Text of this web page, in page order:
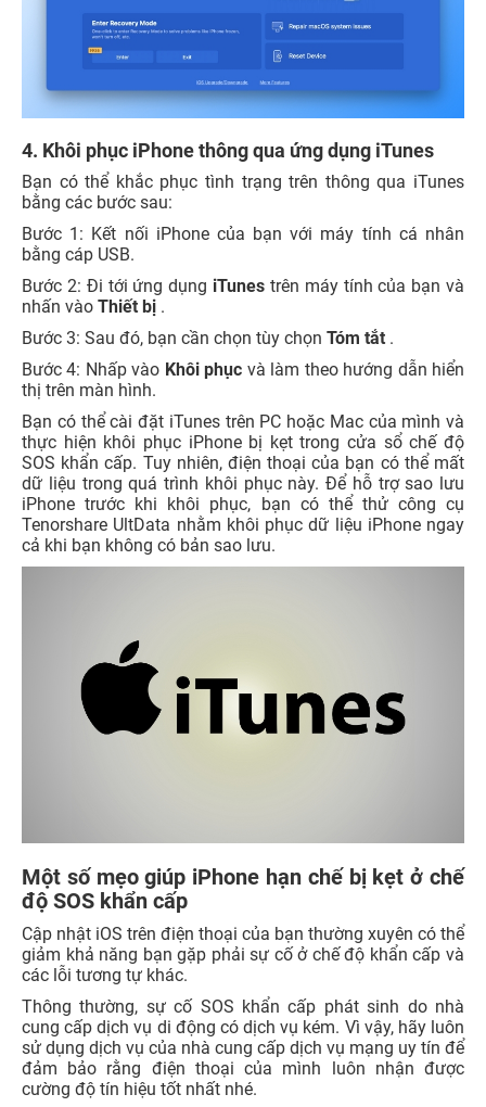
4. Khôi phục iPhone thông qua ứng dụng iTunes
Bạn có thể khắc phục tình trạng trên thông qua iTunes
bằng các bước sau:
Bước 1: Kết nối iPhone của bạn với máy tính cá nhân
bằng cáp USB.
Bước 2: Đi tới ứng dụng iTunes trên máy tính của bạn và
nhấn vào Thiết bị .
Bước 3: Sau đó, bạn cần chọn tùy chọn Tóm tắt .
Bước 4: Nhấp vào Khôi phục và làm theo hướng dẫn hiển
thị trên màn hình.
Bạn có thể cài đặt iTunes trên PC hoặc Mac của mình và
thực hiện khôi phục iPhone bị kẹt trong cửa sổ chế độ
SOS khẩn cấp. Tuy nhiên, điện thoại của bạn có thể mất
dữ liệu trong quá trình khôi phục này. Để hỗ trợ sao lưu
iPhone trước khi khôi phục, bạn có thể thử công cụ
Tenorshare UltData nhằm khôi phục dữ liệu iPhone ngay
cả khi bạn không có bản sao lưu.
Một số mẹo giúp iPhone hạn chế bị kẹt ở chế
độ SOS khẩn cấp
Cập nhật iOS trên điện thoại của bạn thường xuyên có thể
giảm khả năng bạn gặp phải sự cố ở chế độ khẩn cấp và
các lỗi tương tự khác.
Thông thường, sự cố SOS khẩn cấp phát sinh do nhà
cung cấp dịch vụ di động có dịch vụ kém. Vì vậy, hãy luôn
sử dụng dịch vụ của nhà cung cấp dịch vụ mạng uy tín để
đảm bảo rằng điện thoại của mình luôn nhận được
cường độ tín hiệu tốt nhất nhé.